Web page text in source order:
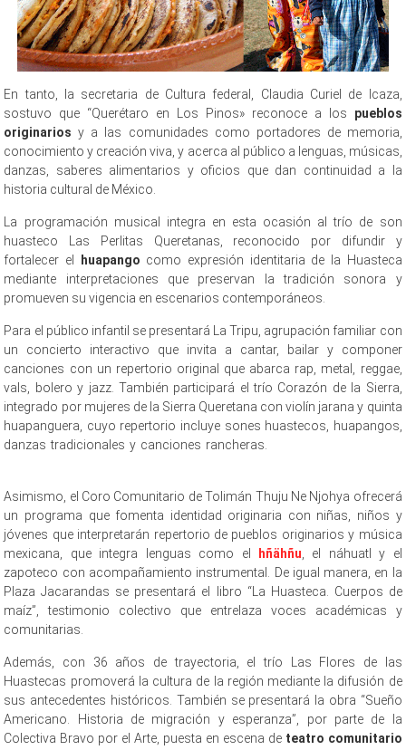
En tanto, la secretaria de Cultura federal, Claudia Curiel de Icaza,
sostuvo que “Querétaro en Los Pinos» reconoce a los pueblos
originarios y a las comunidades como portadores de memoria,
conocimiento y creación viva, y acerca al público a lenguas, músicas,
danzas, saberes alimentarios y oficios que dan continuidad a la
historia cultural de México.
La programación musical integra en esta ocasión al trío de son
huasteco Las Perlitas Queretanas, reconocido por difundir y
fortalecer el
huapango como expresión identitaria de la Huasteca
mediante interpretaciones que preservan la tradición sonora y
promueven su vigencia en escenarios contemporáneos.
Para el público infantil se presentará La Tripu, agrupación familiar con
un concierto interactivo que invita a cantar, bailar y componer
canciones con un repertorio original que abarca rap, metal, reggae,
vals, bolero y jazz. También participará el trío Corazón de la Sierra,
integrado por mujeres de la Sierra Queretana con violín jarana y quinta
huapanguera, cuyo repertorio incluye sones huastecos, huapangos,
danzas tradicionales y canciones rancheras.
Asimismo, el Coro Comunitario de Tolimán Thuju Ne Njohya ofrecerá
un programa que fomenta identidad originaria con niñas, niños y
jóvenes que interpretarán repertorio de pueblos originarios y música
mexicana, que integra lenguas como el
hñähñu , el náhuatl y el
zapoteco con acompañamiento instrumental. De igual manera, en la
Plaza Jacarandas se presentará el libro “La Huasteca. Cuerpos de
maíz”, testimonio colectivo que entrelaza voces académicas y
comunitarias.
Además, con 36 años de trayectoria, el trío Las Flores de las
Huastecas promoverá la cultura de la región mediante la difusión de
sus antecedentes históricos. También se presentará la obra “Sueño
Americano. Historia de migración y esperanza”, por parte de la
Colectiva Bravo por el Arte, puesta en escena de teatro comunitario